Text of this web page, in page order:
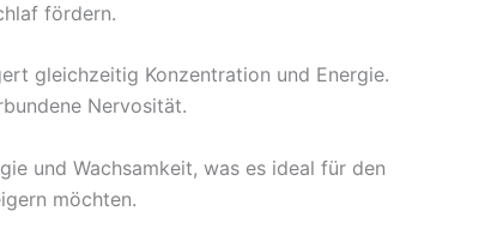
fördern.
gleichzeitig Konzentration und Energie.
Nervosität.
und Wachsamkeit, was es ideal für den
möchten.